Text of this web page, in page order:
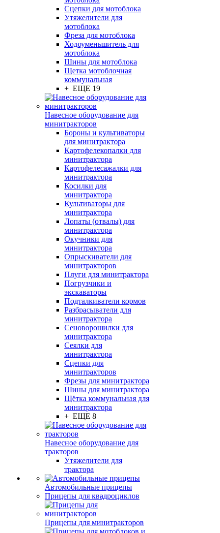
Сцепки для мотоблока
Утяжелители для
мотоблока
Фреза для мотоблока
Ходоуменьшитель для
мотоблока
Шины для мотоблока
Щетка мотоблочная
коммунальная
+ ЕЩЕ 19
Навесное оборудование для
минитракторов
Бороны и культиваторы
для минитрактора
Картофелекопалки для
минитрактора
Картофелесажалки для
минитрактора
Косилки для
минитрактора
Культиваторы для
минитрактора
Лопаты (отвалы) для
минитрактора
Окучники для
минитрактора
Опрыскиватели для
минитракторов
Плуги для минитрактора
Погрузчики и
экскаваторы
Подталкиватели кормов
Разбрасыватели для
минитрактора
Сеноворошилки для
минитрактора
Сеялки для
минитрактора
Сцепки для
минитракторов
Фрезы для минитрактора
Шины для минитрактора
Щётка коммунальная для
минитрактора
+ ЕЩЕ 8
Навесное оборудование для
тракторов
Утяжелители для
трактора
Автомобильные прицепы
Прицепы для квадроциклов
Прицепы для минитракторов